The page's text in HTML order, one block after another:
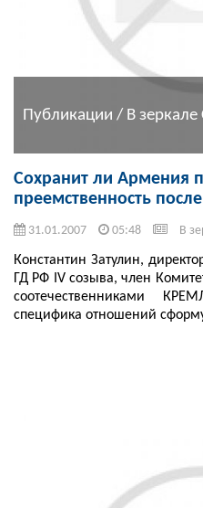
Публикации / В
Сохранит ли Армения
преемственность
31.01.2007 05:48 В
Константин Затулин,
ГД РФ IV созыва, член
соотечественниками
специфика отношений